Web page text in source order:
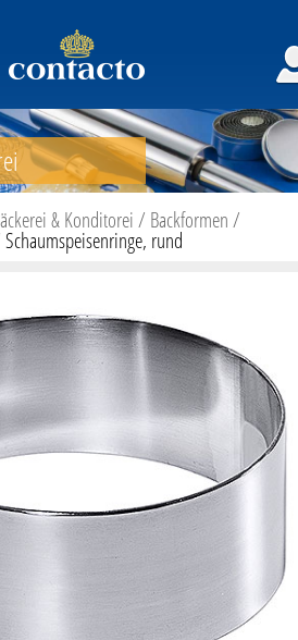
& Konditorei/ Backformen/
Schaumspeisenringe, rund